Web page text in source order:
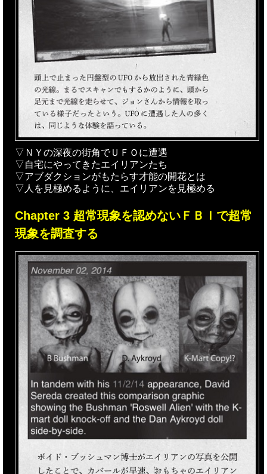
▽ＮＹの深夜の街角でＵＦＯに遭遇
▽自宅にやってきたエイリアンたち
▽アブダクションがもたらす才能の開花とは
▽人を見極めるように、エイリアンを見極める
Chapter 3 超常現象を認めないＦＢＩで超常
現象を調査する